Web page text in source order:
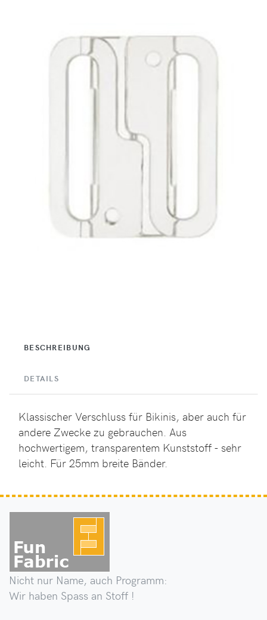
BESCHREIBUNG
DETAILS
Klassischer Verschluss für Bikinis, aber auch für
andere Zwecke zu gebrauchen. Aus
hochwertigem, transparentem Kunststoff - sehr
leicht. Für 25mm breite Bänder.
Nicht nur Name, auch Programm:
Wir haben Spass an Stoff !